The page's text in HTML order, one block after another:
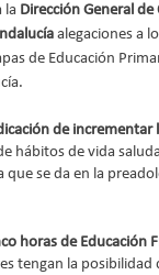
la Dirección General
alegaciones a
de Educación
de incrementar
hábitos de vida
se da en la
horas de Educación
tengan la